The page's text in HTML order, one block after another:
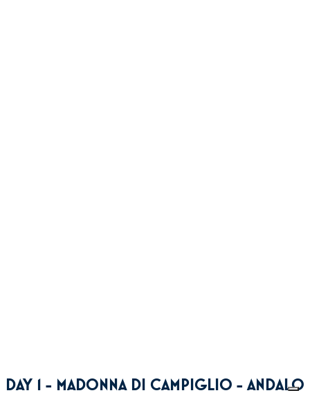
DAY 1 - MADONNA DI CAMPIGLIO - ANDALO